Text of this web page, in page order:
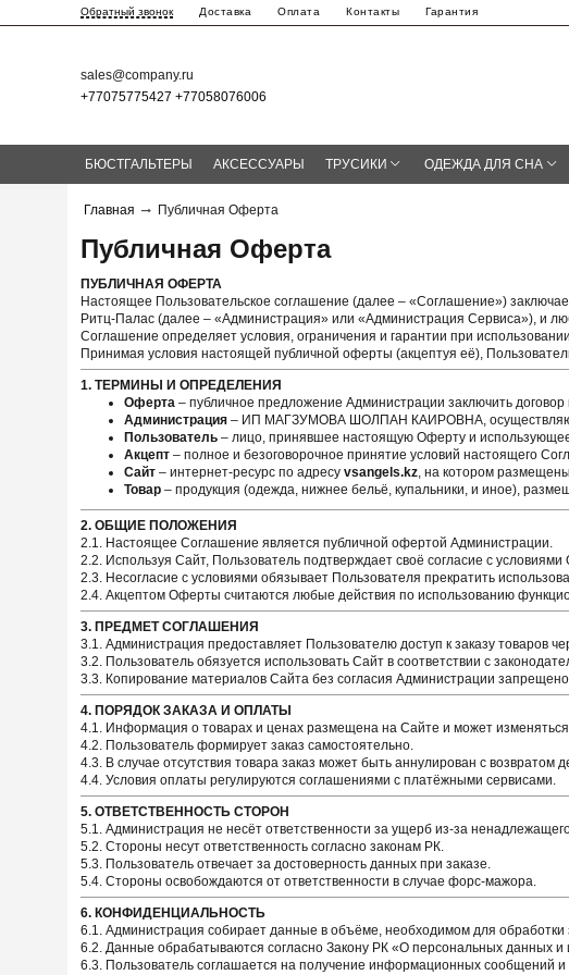
Обратный звонок Доставка Оплата Контакты Гарантия
sales@company.ru
+77075775427 +77058076006
БЮСТГАЛЬТЕРЫ АКСЕССУАРЫ ТРУСИКИ ОДЕЖДА ДЛЯ СНА
Главная Публичная Оферта
Публичная Оферта
ПУБЛИЧНАЯ ОФЕРТА
Настоящее Пользовательское соглашение (далее – «Соглашение»)
Ритц-Палас (далее – «Администрация» или «Администрация Сервиса»), и
Соглашение определяет условия, ограничения и гарантии при
Принимая условия настоящей публичной оферты (акцептуя её),
1. ТЕРМИНЫ И ОПРЕДЕЛЕНИЯ
Оферта – публичное предложение Администрации заключить
Администрация – ИП МАГЗУМОВА ШОЛПАН КАИРОВНА,
Пользователь – лицо, принявшее настоящую Оферту и
Акцепт – полное и безоговорочное принятие условий настоящего
Сайт – интернет-ресурс по адресу vsangels.kz , на котором
Товар – продукция (одежда, нижнее бельё, купальники, и иное),
2. ОБЩИЕ ПОЛОЖЕНИЯ
2.1. Настоящее Соглашение является публичной офертой Администрации.
2.2. Используя Сайт, Пользователь подтверждает своё согласие с
2.3. Несогласие с условиями обязывает Пользователя прекратить
2.4. Акцептом Оферты считаются любые действия по использованию
3. ПРЕДМЕТ СОГЛАШЕНИЯ
3.1. Администрация предоставляет Пользователю доступ к заказу товаров
3.2. Пользователь обязуется использовать Сайт в соответствии с
3.3. Копирование материалов Сайта без согласия Администрации запрещено.
4. ПОРЯДОК ЗАКАЗА И ОПЛАТЫ
4.1. Информация о товарах и ценах размещена на Сайте и может изменяться
4.2. Пользователь формирует заказ самостоятельно.
4.3. В случае отсутствия товара заказ может быть аннулирован с возвратом
4.4. Условия оплаты регулируются соглашениями с платёжными сервисами.
5. ОТВЕТСТВЕННОСТЬ СТОРОН
5.1. Администрация не несёт ответственности за ущерб из-за
5.2. Стороны несут ответственность согласно законам РК.
5.3. Пользователь отвечает за достоверность данных при заказе.
5.4. Стороны освобождаются от ответственности в случае форс-мажора.
6. КОНФИДЕНЦИАЛЬНОСТЬ
6.1. Администрация собирает данные в объёме, необходимом для обработки
6.2. Данные обрабатываются согласно Закону РК «О персональных данных и
6.3. Пользователь соглашается на получение информационных сообщений и